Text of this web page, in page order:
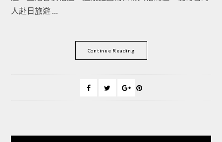
人赴日旅遊 …
Continue Reading